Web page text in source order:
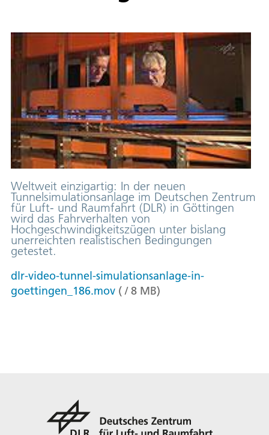
Weltweit einzigartig: In der neuen
Tunnelsimulationsanlage im Deutschen Zentrum
für Luft- und Raumfahrt (DLR) in Göttingen
wird das Fahrverhalten von
Hochgeschwindigkeitszügen unter bislang
unerreichten realistischen Bedingungen
getestet.
dlr-video-tunnel-simulationsanlage-in-
goettingen_186.mov ( / 8 MB)